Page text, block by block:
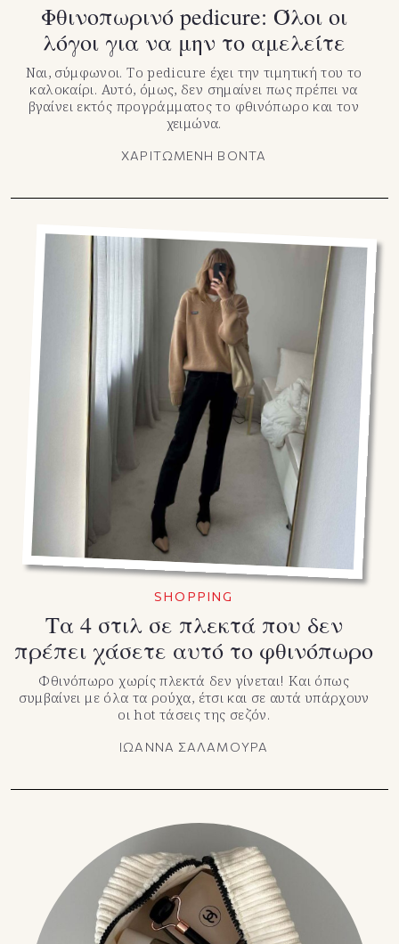
Φθινοπωρινό pedicure: Όλοι οι
λόγοι για να μην το αμελείτε
Ναι, σύμφωνοι. Το pedicure έχει την τιμητική του το
καλοκαίρι. Αυτό, όμως, δεν σημαίνει πως πρέπει να
βγαίνει εκτός προγράμματος το φθινόπωρο και τον
χειμώνα.
ΧΑΡΙΤΩΜΕΝΗ ΒΟΝΤΑ
SHOPPING
Τα 4 στιλ σε πλεκτά που δεν
πρέπει χάσετε αυτό το φθινόπωρο
Φθινόπωρο χωρίς πλεκτά δεν γίνεται! Και όπως
συμβαίνει με όλα τα ρούχα, έτσι και σε αυτά υπάρχουν
οι hot τάσεις της σεζόν.
ΙΩΑΝΝΑ ΣΑΛΑΜΟΥΡΑ